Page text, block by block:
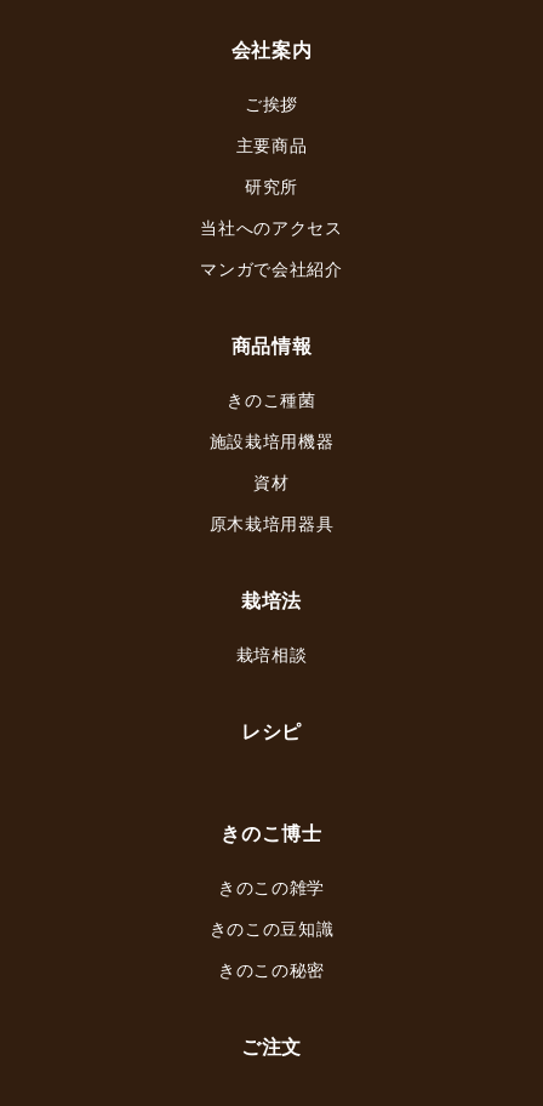
会社案内
ご挨拶
主要商品
研究所
当社へのアクセス
マンガで会社紹介
商品情報
きのこ種菌
施設栽培用機器
資材
原木栽培用器具
栽培法
栽培相談
レシピ
きのこ博士
きのこの雑学
きのこの豆知識
きのこの秘密
ご注文